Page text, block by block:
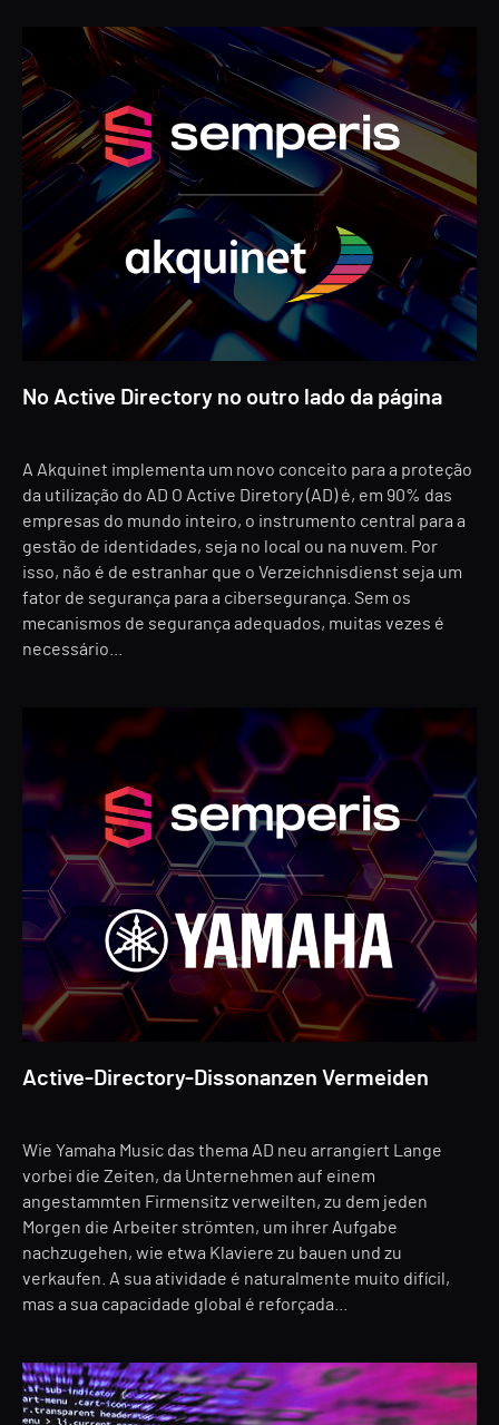
No Active Directory no outro lado da página
A Akquinet implementa um novo conceito para a proteção
da utilização do AD O Active Diretory (AD) é, em 90% das
empresas do mundo inteiro, o instrumento central para a
gestão de identidades, seja no local ou na nuvem. Por
isso, não é de estranhar que o Verzeichnisdienst seja um
fator de segurança para a cibersegurança. Sem os
mecanismos de segurança adequados, muitas vezes é
necessário...
Active-Directory-Dissonanzen Vermeiden
Wie Yamaha Music das thema AD neu arrangiert Lange
vorbei die Zeiten, da Unternehmen auf einem
angestammten Firmensitz verweilten, zu dem jeden
Morgen die Arbeiter strömten, um ihrer Aufgabe
nachzugehen, wie etwa Klaviere zu bauen und zu
verkaufen. A sua atividade é naturalmente muito difícil,
mas a sua capacidade global é reforçada...